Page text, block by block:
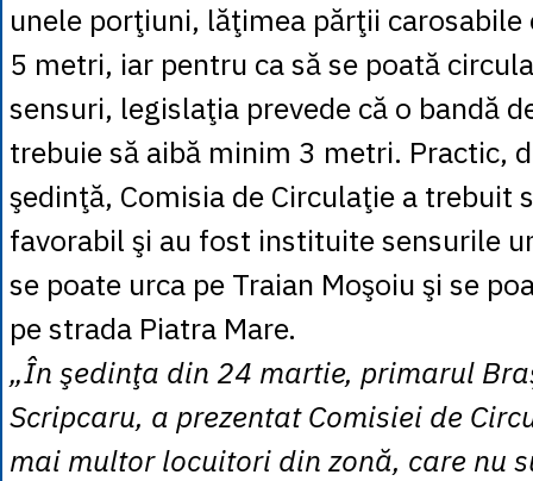
unele porţiuni, lăţimea părţii carosabile
5 metri, iar pentru ca să se poată
sensuri, legislaţia prevede că o bandă
trebuie să aibă minim 3 metri. Practic,
şedinţă, Comisia de Circulaţie a trebuit
favorabil şi au fost instituite sensurile
se poate urca pe Traian Moşoiu şi se
pe strada Piatra Mare.
„În şedinţa din 24 martie, primarul
Scripcaru, a prezentat Comisiei de
mai multor locuitori din zonă, care nu